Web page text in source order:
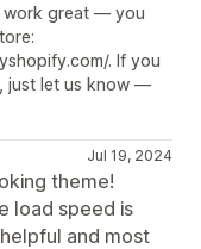
work great — you
. If you
just let us know —
Jul 19, 2024
theme!
load speed is
and most